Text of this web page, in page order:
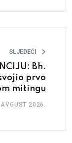
SLJEDEĆI
Bh.
prvo
mitingu
2026.